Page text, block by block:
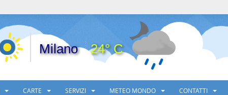
Milano 24° C
CARTE SERVIZI METEO MONDO CONTATTI